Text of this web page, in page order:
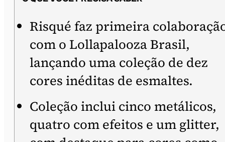
Risqué faz primeira
com o Lollapalooza Brasil,
lançando uma coleção de dez
cores inéditas de esmaltes.
Coleção inclui cinco metálicos,
quatro com efeitos e um glitter,